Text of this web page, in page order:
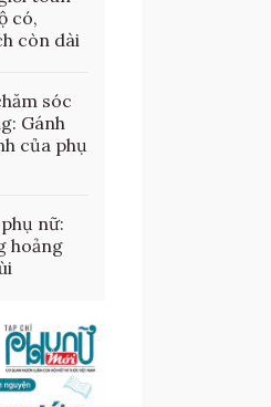
có,
còn dài
sóc
Gánh
của phụ
nữ:
hoảng